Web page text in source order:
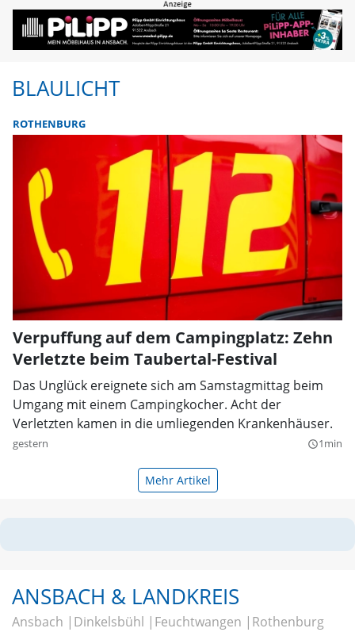
BLAULICHT
ROTHENBURG
Verpuffung auf dem Campingplatz: Zehn
Verletzte beim Taubertal-Festival
Das Unglück ereignete sich am Samstagmittag beim
Umgang mit einem Campingkocher. Acht der
Verletzten kamen in die umliegenden Krankenhäuser.
gestern query_builder1min
Mehr Artikel
ANSBACH & LANDKREIS
Ansbach Dinkelsbühl Feuchtwangen Rothenburg